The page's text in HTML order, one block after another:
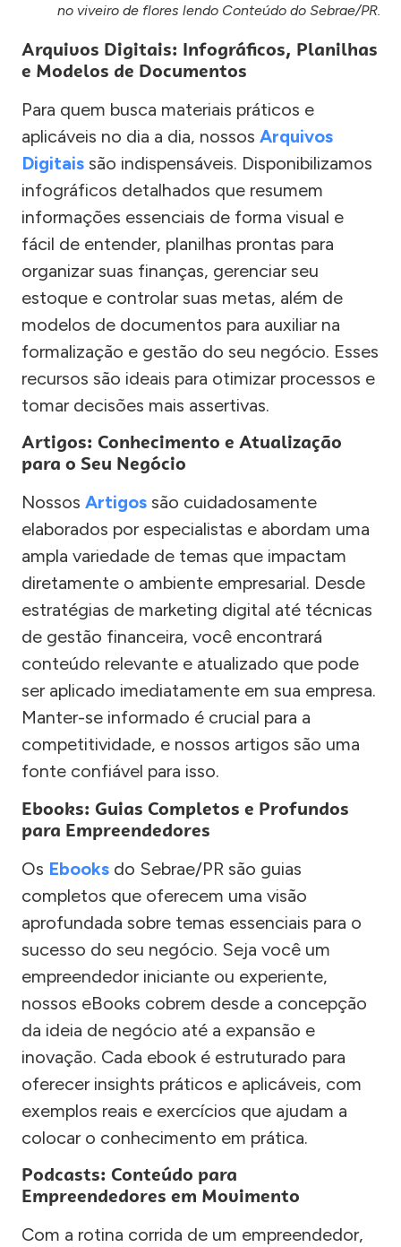
no viveiro de flores lendo Conteúdo do Sebrae/PR.
Arquivos Digitais: Infográficos, Planilhas
e Modelos de Documentos
Para quem busca materiais práticos e
aplicáveis no dia a dia, nossos Arquivos
Digitais são indispensáveis. Disponibilizamos
infográficos detalhados que resumem
informações essenciais de forma visual e
fácil de entender, planilhas prontas para
organizar suas finanças, gerenciar seu
estoque e controlar suas metas, além de
modelos de documentos para auxiliar na
formalização e gestão do seu negócio. Esses
recursos são ideais para otimizar processos e
tomar decisões mais assertivas.
Artigos: Conhecimento e Atualização
para o Seu Negócio
Nossos Artigos são cuidadosamente
elaborados por especialistas e abordam uma
ampla variedade de temas que impactam
diretamente o ambiente empresarial. Desde
estratégias de marketing digital até técnicas
de gestão financeira, você encontrará
conteúdo relevante e atualizado que pode
ser aplicado imediatamente em sua empresa.
Manter-se informado é crucial para a
competitividade, e nossos artigos são uma
fonte confiável para isso.
Ebooks: Guias Completos e Profundos
para Empreendedores
Os Ebooks do Sebrae/PR são guias
completos que oferecem uma visão
aprofundada sobre temas essenciais para o
sucesso do seu negócio. Seja você um
empreendedor iniciante ou experiente,
nossos eBooks cobrem desde a concepção
da ideia de negócio até a expansão e
inovação. Cada ebook é estruturado para
oferecer insights práticos e aplicáveis, com
exemplos reais e exercícios que ajudam a
colocar o conhecimento em prática.
Podcasts: Conteúdo para
Empreendedores em Movimento
Com a rotina corrida de um empreendedor,